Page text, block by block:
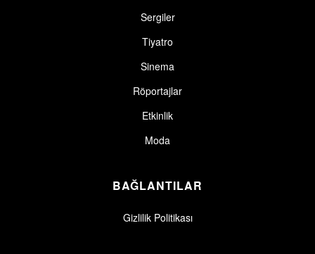
Sergiler
Tiyatro
Sinema
Röportajlar
Etkinlik
Moda
BAĞLANTILAR
Gizlilik Politikası